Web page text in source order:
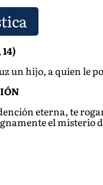
un hijo, a quien le
eterna, te
el misterio